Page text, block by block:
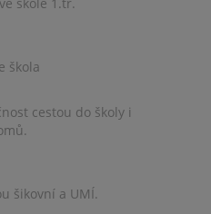
škola
cestou do školy i
šikovní a UMÍ.